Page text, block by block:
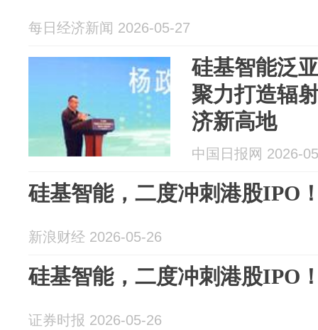
每日经济新闻 2026-05-27
硅基智能泛
聚力打造辐
济新高地
中国日报网 2026-
硅基智能，二度冲刺港股IPO
新浪财经 2026-05-26
硅基智能，二度冲刺港股IPO
证券时报 2026-05-26